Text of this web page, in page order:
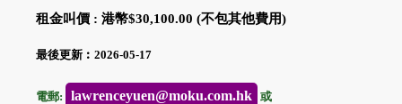
租金叫價 : 港幣$30,100.00 (不包其他費用)
最後更新︰2026-05-17
電郵: lawrenceyuen@moku.com.hk 或